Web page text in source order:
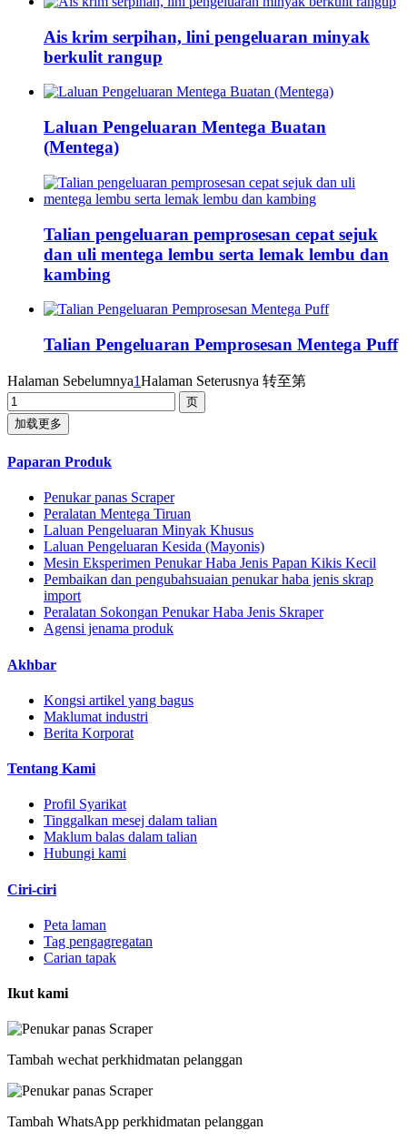
Ais krim serpihan, lini pengeluaran minyak
berkulit rangup
Laluan Pengeluaran Mentega Buatan
(Mentega)
Talian pengeluaran pemprosesan cepat sejuk
dan uli mentega lembu serta lemak lembu dan
kambing
Talian Pengeluaran Pemprosesan Mentega Puff
Halaman Sebelumnya1Halaman Seterusnya 转至第
加载更多
Paparan Produk
Penukar panas Scraper
Peralatan Mentega Tiruan
Laluan Pengeluaran Minyak Khusus
Laluan Pengeluaran Kesida (Mayonis)
Mesin Eksperimen Penukar Haba Jenis Papan Kikis Kecil
Pembaikan dan pengubahsuaian penukar haba jenis skrap
import
Peralatan Sokongan Penukar Haba Jenis Skraper
Agensi jenama produk
Akhbar
Kongsi artikel yang bagus
Maklumat industri
Berita Korporat
Tentang Kami
Profil Syarikat
Tinggalkan mesej dalam talian
Maklum balas dalam talian
Hubungi kami
Ciri-ciri
Peta laman
Tag pengagregatan
Carian tapak
Ikut kami
Tambah wechat perkhidmatan pelanggan
Tambah WhatsApp perkhidmatan pelanggan